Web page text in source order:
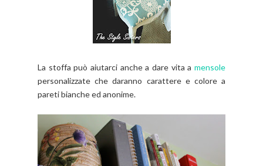
La stoffa può aiutarci anche a dare vita a mensole
personalizzate che daranno carattere e colore a
pareti bianche ed anonime.